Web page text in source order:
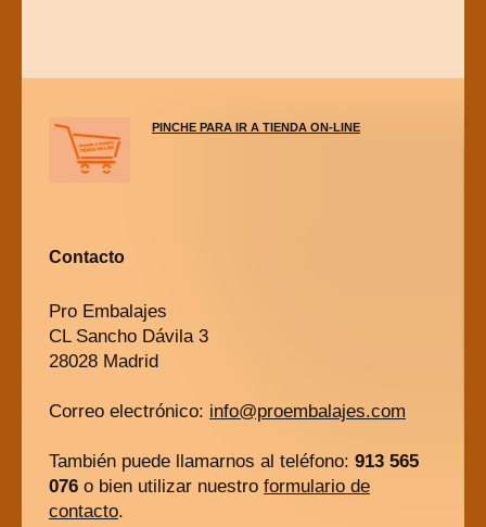
PINCHE PARA IR A TIENDA ON-LINE
Contacto
Pro Embalajes
CL Sancho Dávila 3
28028 Madrid
Correo electrónico: info@proembalajes.com
También puede llamarnos al teléfono: 913 565
076 o bien utilizar nuestro formulario de
contacto.